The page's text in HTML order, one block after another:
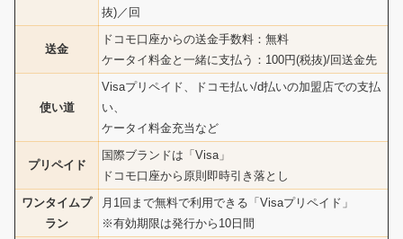
抜)／回
送金
ドコモ口座からの送金手数料：無料
ケータイ料金と一緒に支払う：100円(税抜)/回送金先
使い道
Visaプリペイド、ドコモ払い/d払いの加盟店での支払
い、
ケータイ料金充当など
プリペイド
国際ブランドは「Visa」
ドコモ口座から原則即時引き落とし
ワンタイムプ
ラン
月1回まで無料で利用できる「Visaプリペイド」
※有効期限は発行から10日間